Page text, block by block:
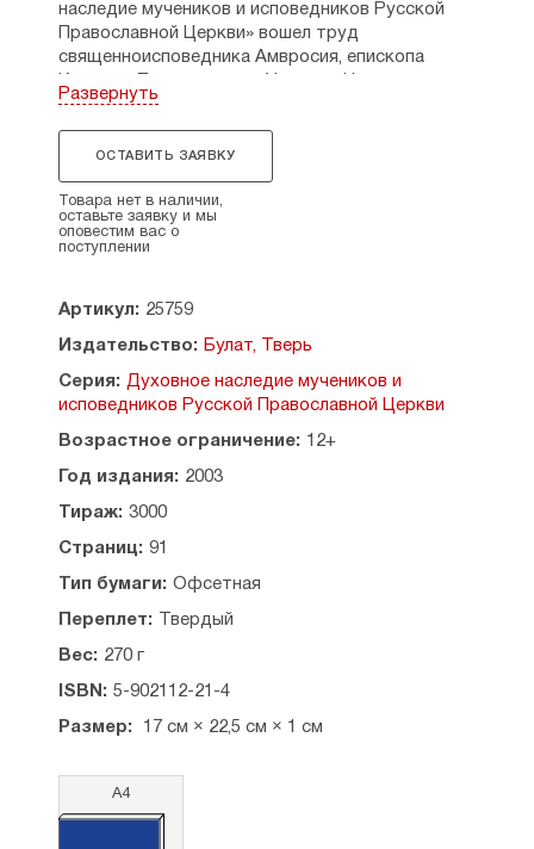
наследие мучеников и исповедников Русской
Православной Церкви» вошел труд
священноисповедника Амвросия, епископа
Божием по сочинению блаженного Августина
«О Граде Божием».
это единственное известное на сегодняшний
день произведение, написанное им в 1903 году
во время обучения в Казанской духовной
Амвросий был удостоен ученой степени
кандидата богословия.
Созвучие идейного содержания, изложенного
в работе, со всей последующей жизнью
читателю воссоздать для себя внутренний
образ православного святителя, понять его
По благословению Святейшего Патриарха
Развернуть
ОСТАВИТЬ ЗАЯВКУ
Товара нет в наличии,
оставьте заявку и мы
оповестим вас о
поступлении
Артикул: 25759
Издательство: Булат, Тверь
Серия: Духовное наследие мучеников и
исповедников Русской Православной Церкви
Возрастное ограничение: 12+
Год издания: 2003
Тираж: 3000
Страниц: 91
Тип бумаги: Офсетная
Переплет: Твердый
Вес: 270 г
ISBN: 5-902112-21-4
Размер: 17 см × 22,5 см × 1 см
А4